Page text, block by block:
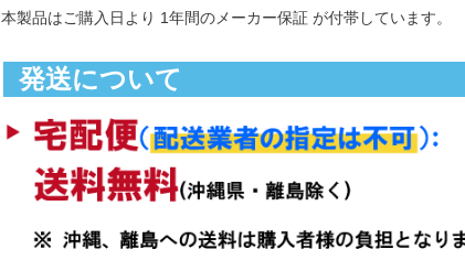
本製品はご購入日より 1年間のメーカー保証 が付帯しています。
発送について